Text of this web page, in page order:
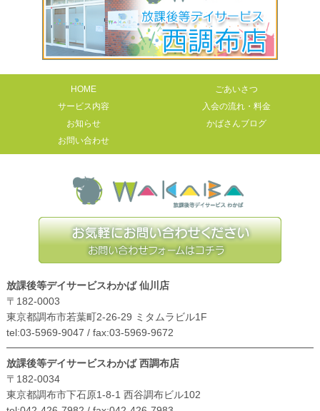
HOME
ごあいさつ
サービス内容
入会の流れ・料金
お知らせ
かばさんブログ
お問い合わせ
放課後等デイサービスわかば 仙川店
〒182-0003
東京都調布市若葉町2-26-29 ミタムラビル1F
tel:03-5969-9047 / fax:03-5969-9672
放課後等デイサービスわかば 西調布店
〒182-0034
東京都調布市下石原1-8-1 西谷調布ビル102